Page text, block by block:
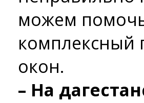
можем
комплексный
окон.
– На